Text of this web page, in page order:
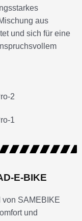
aus
und sich für eine
E-BIKE
von SAMEBIKE
und